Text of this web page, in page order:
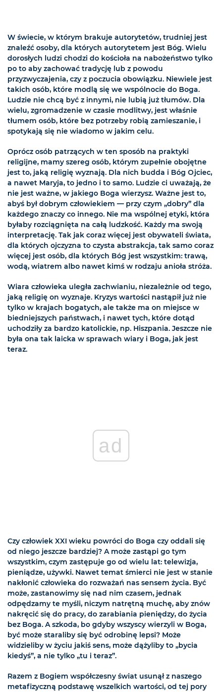
W świecie, w którym brakuje autorytetów, trudniej jest
znaleźć osoby, dla których autorytetem jest Bóg. Wielu
dorosłych ludzi chodzi do kościoła na nabożeństwo tylko
po to aby zachować tradycję lub z powodu
przyzwyczajenia, czy z poczucia obowiązku. Niewiele jest
takich osób, które modlą się we wspólnocie do Boga.
Ludzie nie chcą być z innymi, nie lubią już tłumów. Dla
wielu, zgromadzenie w czasie modlitwy, jest właśnie
tłumem osób, które bez potrzeby robią zamieszanie, i
spotykają się nie wiadomo w jakim celu.
Oprócz osób patrzących w ten sposób na praktyki
religijne, mamy szereg osób, którym zupełnie obojętne
jest to, jaką religię wyznają. Dla nich budda i Bóg Ojciec,
a nawet Maryja, to jedno i to samo. Ludzie ci uważają, że
nie jest ważne, w jakiego Boga wierzysz. Ważne jest to,
abyś był dobrym człowiekiem — przy czym „dobry” dla
każdego znaczy co innego. Nie ma wspólnej etyki, która
byłaby rozciągnięta na całą ludzkość. Każdy ma swoją
interpretację. Tak jak coraz więcej jest obywateli świata,
dla których ojczyzna to czysta abstrakcja, tak samo coraz
więcej jest osób, dla których Bóg jest wszystkim: trawą,
wodą, wiatrem albo nawet kimś w rodzaju anioła stróża.
Wiara człowieka uległa zachwianiu, niezależnie od tego,
jaką religię on wyznaje. Kryzys wartości nastąpił już nie
tylko w krajach bogatych, ale także ma on miejsce w
biedniejszych państwach, i nawet tych, które dotąd
uchodziły za bardzo katolickie, np. Hiszpania. Jeszcze nie
była ona tak laicka w sprawach wiary i Boga, jak jest
teraz.
ad
Czy człowiek XXI wieku powróci do Boga czy oddali się
od niego jeszcze bardziej? A może zastąpi go tym
wszystkim, czym zastępuje go od wielu lat: telewizja,
pieniądze, używki. Nawet temat śmierci nie jest w stanie
nakłonić człowieka do rozważań nas sensem życia. Być
może, zastanowimy się nad nim czasem, jednak
odpędzamy te myśli, niczym natrętną muchę, aby znów
nakręcić się do pracy, do zarabiania pieniędzy, do życia
bez Boga. A szkoda, bo gdyby wszyscy wierzyli w Boga,
być może staraliby się być odrobinę lepsi? Może
widzieliby w życiu jakiś sens, może dążyliby to „bycia
kiedyś”, a nie tylko „tu i teraz”.
Razem z Bogiem współczesny świat usunął z naszego
metafizyczną podstawę wszelkich wartości, od tej pory